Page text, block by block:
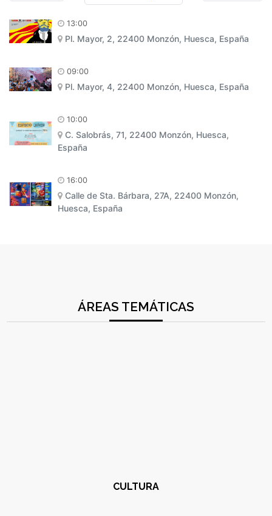
13:00
Pl. Mayor, 2, 22400 Monzón, Huesca, España
09:00
Pl. Mayor, 4, 22400 Monzón, Huesca, España
10:00
C. Salobrás, 71, 22400 Monzón, Huesca,
España
16:00
Calle de Sta. Bárbara, 27A, 22400 Monzón,
Huesca, España
ÁREAS TEMÁTICAS
CULTURA